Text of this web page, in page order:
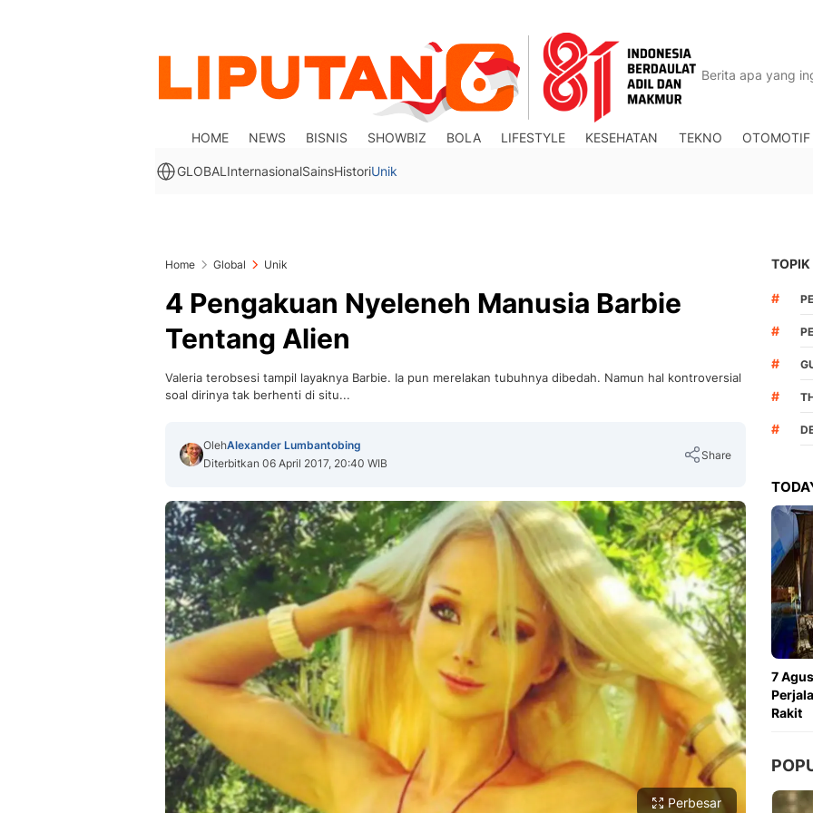
HOME NEWS BISNIS SHOWBIZ BOLA LIFESTYLE KESEHATAN TEKNO OTOMOTIF
GLOBAL InternasionalSainsHistoriUnik
Home Global Unik
4 Pengakuan Nyeleneh Manusia Barbie
Tentang Alien
Valeria terobsesi tampil layaknya Barbie. Ia pun merelakan tubuhnya dibedah. Namun hal kontroversial
soal dirinya tak berhenti di situ...
OlehAlexander Lumbantobing
Diterbitkan 06 April 2017, 20:40 WIB
Share
Copy Link
Perbesar
TOPIK
#
#
#
#
#
7
Rakit